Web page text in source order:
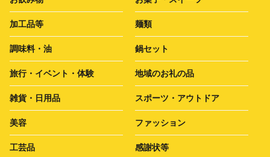
加工品等 麺類
調味料・油 鍋セット
旅行・イベント・体験 地域のお礼の品
雑貨・日用品 スポーツ・アウトドア
美容 ファッション
工芸品 感謝状等